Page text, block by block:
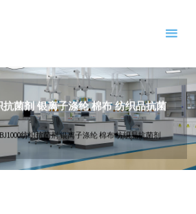
菌剂 银离子涤纶 棉布 纺织品抗菌
BJ1000纺织抗菌剂 银离子涤纶 棉布 纺织品抗菌剂